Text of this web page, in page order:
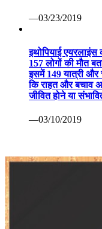
—03/23/2019
इथोपियाई
157 लोगों की मौत
इसमें 149 यात्री
कि राहत और बचाव
जीवित होने या
—03/10/2019